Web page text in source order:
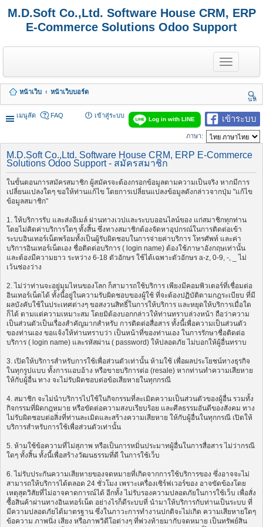
M.D.Soft Co.,Ltd. Software House CRM, ERP
E-Commerce Solutions Odoo Support
T
o
g
e
n
a
v
i
a
o
n
หน้าเว็บ
หน้าเว็บบอร์ด
นห
า
เมนูลัด
เข้าระบบ
Log in with LINE
FAQ เข้าสู่ระบบ
ภาษา:
M.D.Soft Co.,Ltd. Software House CRM, ERP E-Commerce
Solutions Odoo Support - สมัครสมาชิก
ในขั้นตอนการสมัครสมาชิก ผู้สมัครจะต้องกรอกข้อมูลตามความเป็นจริง หากมีการ
เปลี่ยนแปลงใดๆ ขอให้ท่านแก้ไข โดยการเปลี่ยนแปลงข้อมูลดังกล่าวจากปุ่ม "แก้ไข
ข้อมูลสมาชิก"
1. ให้บริการรับ และส่งอีเมล์ ผ่านทางเวปและระบบออนไลน์ของ แก่สมาชิกทุกท่าน
โดยไม่คิดค่าบริการใดๆ ทั้งสิ้น ซึ่งทางสมาชิกต้องจัดหาอุปกรณ์ในการติดต่อเข้า
ระบบอินเทอร์เน็ตพร้อมทั้งเป็นผู้รับผิดชอบในการจ่ายค่าบริการ โทรศัพท์ และค่า
บริการอินเทอร์เน็ตเอง ชื่อติดต่อบริการ ( login name) ต้องใช้ภาษาอังกฤษเท่านั้น
และต้องมีความยาว ระหว่าง 6-18 ตัวอักษร ใช้ได้เฉพาะตัวอักษร a-z, 0-9, -, _ ไม่
เว้นช่องว่าง
2. ไม่ว่าท่านจะอยู่มุมไหนของโลก ก็สามารถใช้บริการ เพียงมีคอมพิวเตอร์ที่เชื่อมต่อ
อินเทอร์เน็ตได้ ทั้งนี้อยู่ในความรับผิดชอบของผู้ใช้ ที่จะต้องปฏิบัติตามกฎระเบียบ ที่มี
ผลบังคับใช้ในประเทศต่างๆ ขอสงวนสิทธิ์ในการให้บริการ และหยุดให้บริการเมื่อใด
ก็ได้ ตามแต่ความเหมาะสม โดยมิต้องบอกกล่าวให้ท่านทราบล่วงหน้า ถือว่าความ
เป็นส่วนตัวเป็นเรื่องสำคัญมากสำหรับ การติดต่อสื่อสาร ทั้งนี้เพื่อความเป็นส่วนตัว
ของท่านเอง ขอแจ้งให้ท่านทราบว่า เป็นหน้าที่ของท่านเอง ในการรักษาชื่อติดต่อ
บริการ ( login name) และรหัสผ่าน ( password) ให้ปลอดภัย ไม่บอกให้ผู้อื่นทราบ
3. เปิดให้บริการสำหรับการใช้เพื่อส่วนตัวเท่านั้น ห้ามใช้ เพื่อผลประโยชน์ทางธุรกิจ
ในทุกรูปแบบ ทั้งการแอบอ้าง หรือขายบริการต่อ (resale) หากท่านทำความเสียหาย
ให้กับผู้อื่น ทาง จะไม่รับผิดชอบต่อข้อเสียหายในทุกกรณี
4. สมาชิก จะไม่นำบริการไปใช้ในกิจกรรมที่ละเมิดความเป็นส่วนตัวของผู้อื่น รวมทั้ง
กิจกรรมที่ผิดกฎหมาย หรือขัดต่อความสงบเรียบร้อย และศีลธรรมอันดีของสังคม ทาง
ไม่รับผิดชอบต่อสิ่งที่ท่านละเมิดและสร้างความเสียหาย ให้กับผู้อื่นในทุกกรณี เปิดให้
บริการสำหรับการใช้เพื่อส่วนตัวเท่านั้น
5. ห้ามใช้ข้อความที่ไม่สุภาพ หรือเป็นการหมิ่นประมาทผู้อื่นในการสื่อสาร ไม่ว่ากรณี
ใดๆ ทั้งสิ้น ทั้งนี้เพื่อสร้างวัฒนธรรมที่ดี ในการใช้เว็บ
6. ไม่รับประกันความเสียหายของจดหมายที่เกิดจากการใช้บริการของ ซึ่งอาจจะไม่
สามารถให้บริการได้ตลอด 24 ชั่วโมง เพราะเครื่องเซิร์ฟเวอร์ของ อาจขัดข้องโดย
เหตุสุดวิสัยที่ไม่อาจคาดการณ์ได้ อีกทั้ง ไม่รับรองความปลอดภัยในการใช้เว็บ เพื่อสั่ง
ซื้อสินค้าผ่านทางอินเทอร์เน็ต อย่างไรก็ดีระบบที่ นำมาให้บริการกับท่านเป็นระบบ ที่
มีความปลอดภัยได้มาตรฐาน ซึ่งในภาวะการทำงานปกติจะไม่เกิด ความเสียหายใดๆ
ข้อความ ภาพนิ่ง เสียง หรือภาพวิดีโอต่างๆ ที่พ่วงท้ายมากับจดหมาย เป็นทรัพย์สิน